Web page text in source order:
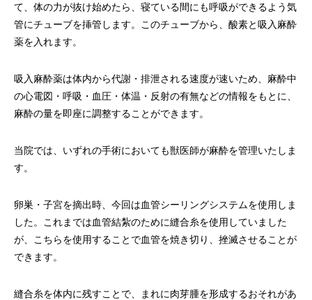
て、体の力が抜け始めたら、寝ている間にも呼吸ができるよう気
管にチューブを挿管します。このチューブから、酸素と吸入麻酔
薬を入れます。
吸入麻酔薬は体内から代謝・排泄される速度が速いため、麻酔中
の心電図・呼吸・血圧・体温・反射の有無などの情報をもとに、
麻酔の量を即座に調整することができます。
当院では、いずれの手術においても獣医師が麻酔を管理いたしま
す。
卵巣・子宮を摘出時、今回は血管シーリングシステムを使用しま
した。これまでは血管結紮のために縫合糸を使用していました
が、こちらを使用することで血管を焼き切り、挫滅させることが
できます。
縫合糸を体内に残すことで、まれに肉芽腫を形成するおそれがあ